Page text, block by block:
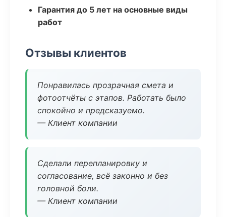
Гарантия до 5 лет на основные виды
работ
Отзывы клиентов
Понравилась прозрачная смета и
фотоотчёты с этапов. Работать было
спокойно и предсказуемо.
— Клиент компании
Сделали перепланировку и
согласование, всё законно и без
головной боли.
— Клиент компании